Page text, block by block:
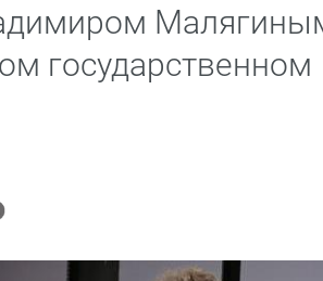
государственном